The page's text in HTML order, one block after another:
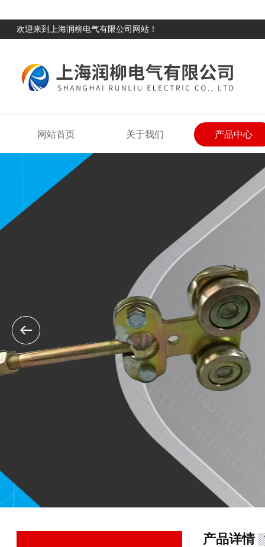
欢迎来到上海润柳电气有限公司网站！
网站首页 关于我们 产品中心
产品详情